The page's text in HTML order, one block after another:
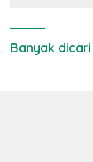
Banyak dicari